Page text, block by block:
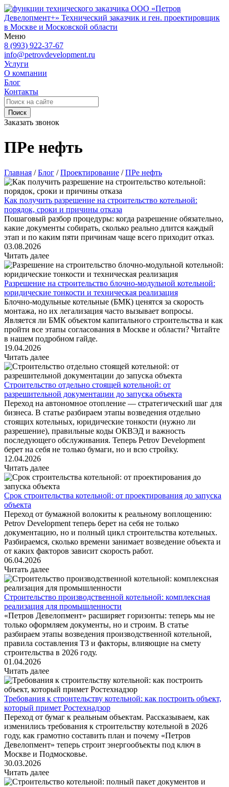
ООО «Петров
Девелопмент+» Технический заказчик и ген. проектировщик
в Москве и Московской области
Меню
8 (993) 922-37-67
info@petrovdevelopment.ru
Услуги
О компании
Блог
Контакты
Поиск
Заказать звонок
ПРе нефть
Главная /Блог /Проектирование /ПРе нефть
Как получить разрешение на строительство котельной:
порядок, сроки и причины отказа
Пошаговый разбор процедуры: когда разрешение обязательно,
какие документы собирать, сколько реально длится каждый
этап и по каким пяти причинам чаще всего приходит отказ.
03.08.2026
Читать далее
Разрешение на строительство блочно-модульной котельной:
юридические тонкости и техническая реализация
Блочно-модульные котельные (БМК) ценятся за скорость
монтажа, но их легализация часто вызывает вопросы.
Является ли БМК объектом капитального строительства и как
пройти все этапы согласования в Москве и области? Читайте
в нашем подробном гайде.
19.04.2026
Читать далее
Строительство отдельно стоящей котельной: от
разрешительной документации до запуска объекта
Переход на автономное отопление — стратегический шаг для
бизнеса. В статье разбираем этапы возведения отдельно
стоящих котельных, юридические тонкости (нужно ли
разрешение), правильные коды ОКВЭД и важность
последующего обслуживания. Теперь Petrov Development
берет на себя не только бумаги, но и всю стройку.
12.04.2026
Читать далее
Срок строительства котельной: от проектирования до запуска
объекта
Переход от бумажной волокиты к реальному воплощению:
Petrov Development теперь берет на себя не только
документацию, но и полный цикл строительства котельных.
Разбираемся, сколько времени занимает возведение объекта и
от каких факторов зависит скорость работ.
06.04.2026
Читать далее
Строительство производственной котельной: комплексная
реализация для промышленности
«Петров Девелопмент» расширяет горизонты: теперь мы не
только оформляем документы, но и строим. В статье
разбираем этапы возведения производственной котельной,
правила составления ТЗ и факторы, влияющие на смету
строительства в 2026 году.
01.04.2026
Читать далее
Требования к строительству котельной: как построить объект,
который примет Ростехнадзор
Переход от бумаг к реальным объектам. Рассказываем, как
изменились требования к строительству котельной в 2026
году, как грамотно составить план и почему «Петров
Девелопмент» теперь строит энергообъекты под ключ в
Москве и Подмосковье.
30.03.2026
Читать далее